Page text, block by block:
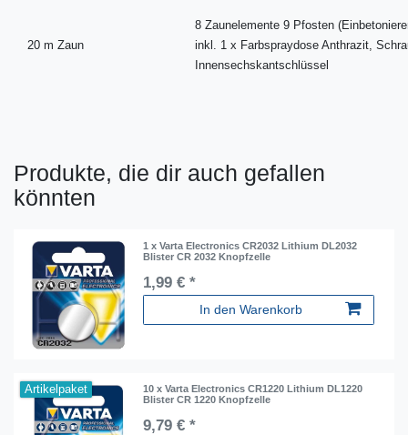
20 m Zaun
8 Zaunelemente 9 Pfosten
inkl. 1 x Farbspraydose Anthrazit,
Innensechskantschlüssel
Produkte, die dir auch gefallen
könnten
1 x Varta Electronics CR2032 Lithium DL2032
Blister CR 2032 Knopfzelle
1,99 € *
In den Warenkorb
Artikelpaket
10 x Varta Electronics CR1220 Lithium DL1220
Blister CR 1220 Knopfzelle
9,79 € *